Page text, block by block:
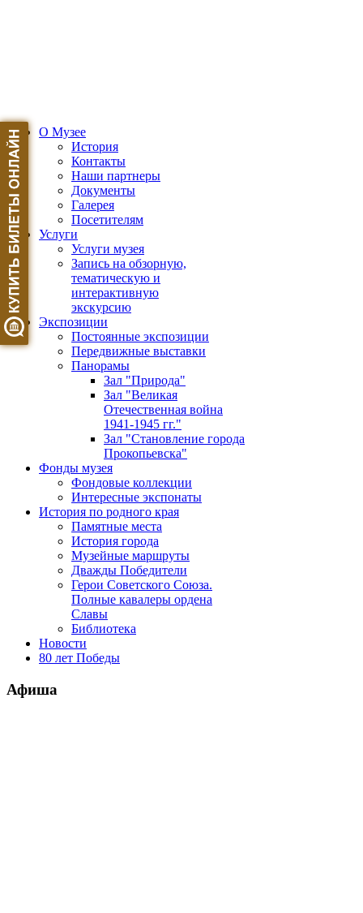
О Музее
История
Контакты
Наши партнеры
Документы
Галерея
Посетителям
Услуги
Услуги музея
Запись на обзорную,
тематическую и
интерактивную
экскурсию
Экспозиции
Постоянные экспозиции
Передвижные выставки
Панорамы
Зал "Природа"
Зал "Великая
Отечественная война
1941-1945 гг."
Зал "Становление города
Прокопьевска"
Фонды музея
Фондовые коллекции
Интересные экспонаты
История по родного края
Памятные места
История города
Музейные маршруты
Дважды Победители
Герои Советского Союза.
Полные кавалеры ордена
Славы
Библиотека
Новости
80 лет Победы
Афиша